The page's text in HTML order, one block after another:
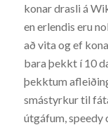
konar drasli á
en erlendis eru
að vita og ef
bara þekkt í 10
þekktum
smástyrkur til
útgáfum, speedy